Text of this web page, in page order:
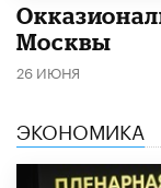
Москвы
26 ИЮНЯ
ЭКОНОМИКА